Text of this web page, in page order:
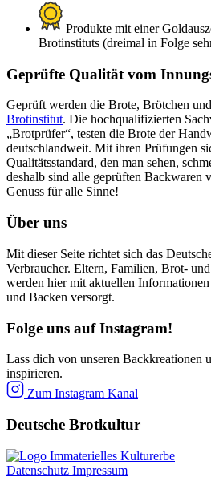
Produkte mit einer
Brotinstituts (dreimal in Folge
Geprüfte Qualität vom
Geprüft werden die Brote, Brötchen
Brotinstitut. Die hochqualifizierten
„Brotprüfer“, testen die Brote der
deutschlandweit. Mit ihren Prüfungen
Qualitätsstandard, den man sehen,
deshalb sind alle geprüften Backwaren
Genuss für alle Sinne!
Über uns
Mit dieser Seite richtet sich das
Verbraucher. Eltern, Familien, Brot-
werden hier mit aktuellen
und Backen versorgt.
Folge uns auf Instagram!
Lass dich von unseren Backkreationen
inspirieren.
Zum Instagram Kanal
Deutsche Brotkultur
Datenschutz Impressum